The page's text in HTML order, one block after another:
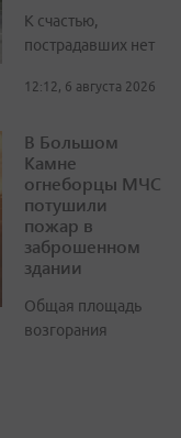
К счастью,
пострадавших нет
12:12, 6 августа 2026
В Большом
Камне
огнеборцы МЧС
потушили
пожар в
заброшенном
здании
Общая площадь
возгорания